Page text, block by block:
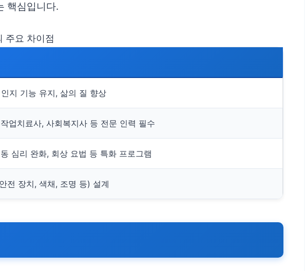
핵심입니다.
주요 차이점
지 기능 유지, 삶의 질 향상
업치료사, 사회복지사 등 전문 인력 필수
심리 완화, 회상 요법 등 특화 프로그램
전 장치, 색채, 조명 등) 설계